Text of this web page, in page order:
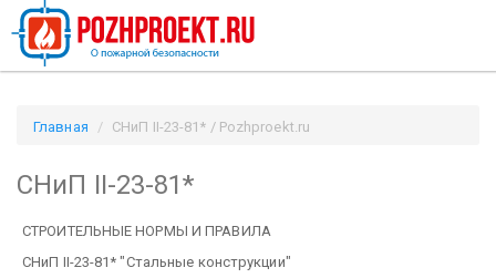
Главная СНиП II-23-81* / Pozhproekt.ru
СНиП II-23-81*
СТРОИТЕЛЬНЫЕ НОРМЫ И ПРАВИЛА
СНиП II-23-81* "Стальные конструкции"